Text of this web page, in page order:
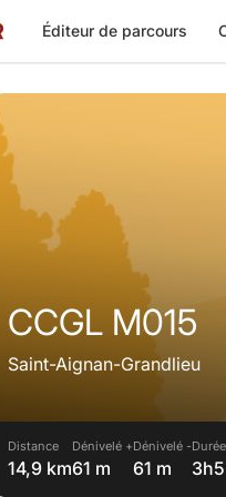
Éditeur de parcours
CCGL M015
Saint-Aignan-Grandlieu
Distance
14,9 km
Dénivelé +
61 m
Dénivelé -
61 m